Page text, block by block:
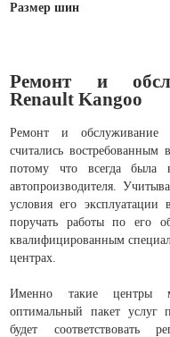
Размер шин
Ремонт и
Renault Kangoo
Ремонт и обслуживание
считались востребованным
потому что всегда была
автопроизводителя.
условия его эксплуатации
поручать работы по его
квалифицированным
центрах.
Именно такие центры
оптимальный пакет услуг
будет соответствовать